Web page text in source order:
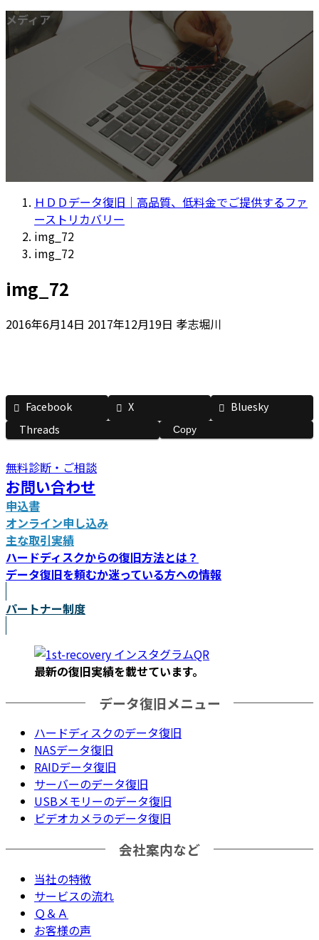
メディア
ＨＤＤデータ復旧｜高品質、低料金でご提供するファ
ーストリカバリー
img_72
img_72
img_72
2016年6月14日 最
日
2017年12月19日 孝志堀川
Facebook X
Bluesky
Threads
Copy
無料診断・ご相談
お問い合わせ
申込書
オンライン申し込み
主な取引実績
ハードディスクからの復旧方法とは？
データ復旧を頼むか迷っている方への情報
パートナー制度
最新の復旧実績を載せています。
データ復旧メニュー
ハードディスクのデータ復旧
NASデータ復旧
RAIDデータ復旧
サーバーのデータ復旧
USBメモリーのデータ復旧
ビデオカメラのデータ復旧
会社案内など
当社の特徴
サービスの流れ
Ｑ＆Ａ
お客様の声